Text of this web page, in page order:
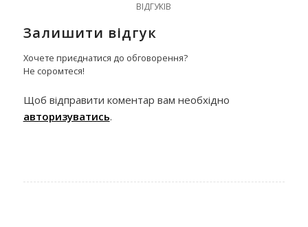
ВІДГУКІВ
Залишити відгук
Хочете приєднатися до обговорення?
Не соромтеся!
Щоб відправити коментар вам необхідно
авторизуватись.